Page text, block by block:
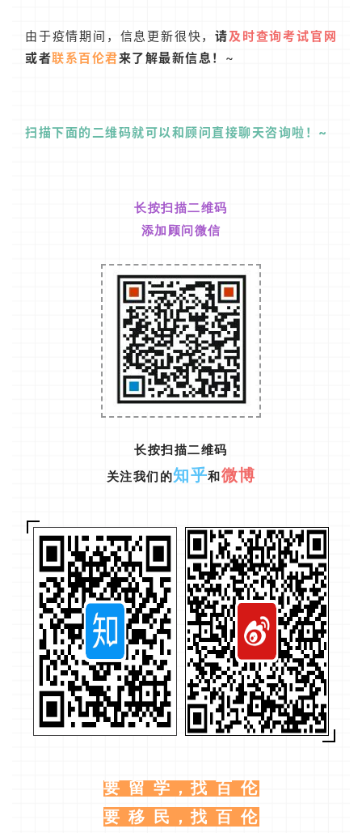
由于疫情期间，信息更新很快，请及时查询考试官网
或者联系百伦君来了解最新信息！ ~
扫描下面的二维码就可以和顾问直接聊天咨询啦！~
长按扫描二维码
添加顾问微信
长按扫描二维码
关注我们的知乎和微博
要 留 学，找 百 伦
要 移 民，找 百 伦